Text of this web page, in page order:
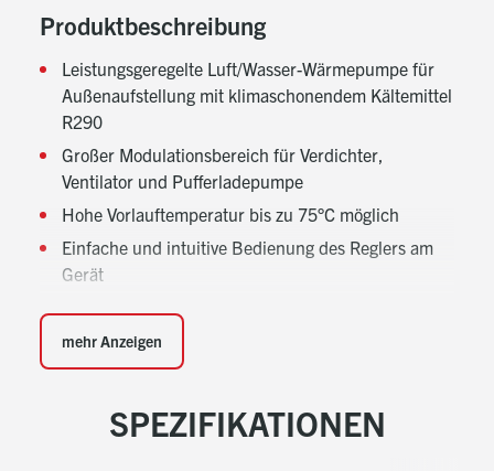
Produktbeschreibung
Leistungsgeregelte Luft/Wasser-Wärmepumpe für
Außenaufstellung mit klimaschonendem Kältemittel
R290
Großer Modulationsbereich für Verdichter,
Ventilator und Pufferladepumpe
Hohe Vorlauftemperatur bis zu 75°C möglich
Einfache und intuitive Bedienung des Reglers am
Gerät
übersichtlicher grafischer Darstellung
Integrierte Phasenüberwachung und
Werksseitige ModBus (RS485) Schnittstelle für
mehr Anzeigen
SPEZIFIKATIONEN